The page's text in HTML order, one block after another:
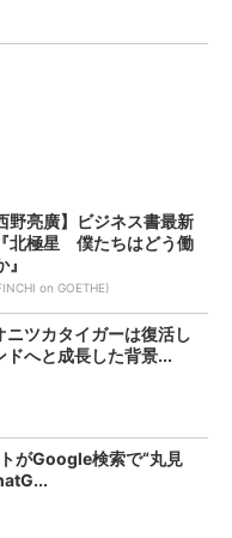
野亮廣】ビジネス書最新
北極星 僕たちはどう働
』
on GOETHE)
ツカタイガーは復活し
へと成長した背景...
がGoogle検索で“丸見